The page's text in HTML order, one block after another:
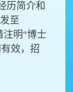
历简介和
至
注明“博士
效，招